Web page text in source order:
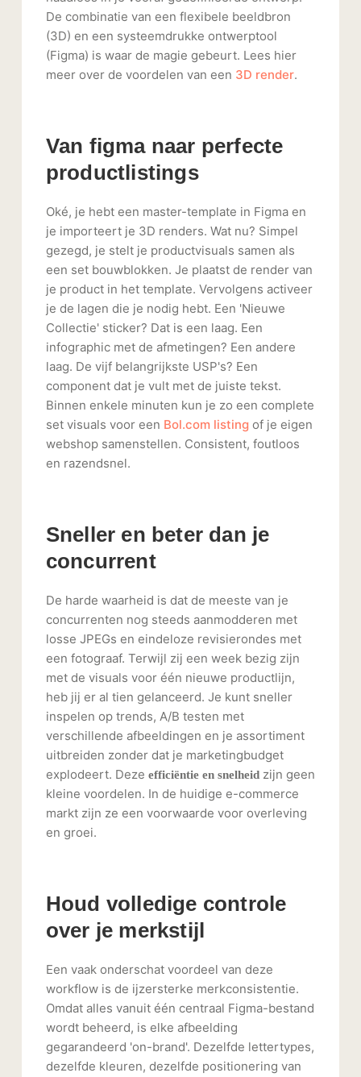
De combinatie van een flexibele beeldbron
(3D) en een systeemdrukke ontwerptool
(Figma) is waar de magie gebeurt. Lees hier
meer over de voordelen van een 3D render.
Van figma naar perfecte
productlistings
Oké, je hebt een master-template in Figma en
je importeert je 3D renders. Wat nu? Simpel
gezegd, je stelt je productvisuals samen als
een set bouwblokken. Je plaatst de render van
je product in het template. Vervolgens activeer
je de lagen die je nodig hebt. Een 'Nieuwe
Collectie' sticker? Dat is een laag. Een
infographic met de afmetingen? Een andere
laag. De vijf belangrijkste USP's? Een
component dat je vult met de juiste tekst.
Binnen enkele minuten kun je zo een complete
set visuals voor een Bol.com listingof je eigen
webshop samenstellen. Consistent, foutloos
en razendsnel.
Sneller en beter dan je
concurrent
De harde waarheid is dat de meeste van je
concurrenten nog steeds aanmodderen met
losse JPEGs en eindeloze revisierondes met
een fotograaf. Terwijl zij een week bezig zijn
met de visuals voor één nieuwe productlijn,
heb jij er al tien gelanceerd. Je kunt sneller
inspelen op trends, A/B testen met
verschillende afbeeldingen en je assortiment
uitbreiden zonder dat je marketingbudget
explodeert. Deze efficiëntie en snelheidzijn geen
kleine voordelen. In de huidige e-commerce
markt zijn ze een voorwaarde voor overleving
en groei.
Houd volledige controle
over je merkstijl
Een vaak onderschat voordeel van deze
workflow is de ijzersterke merkconsistentie.
Omdat alles vanuit één centraal Figma-bestand
wordt beheerd, is elke afbeelding
gegarandeerd 'on-brand'. Dezelfde lettertypes,
dezelfde kleuren, dezelfde positionering van